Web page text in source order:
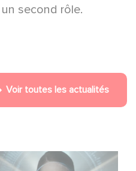
second rôle.
Voir toutes les actualités
La nouvelle